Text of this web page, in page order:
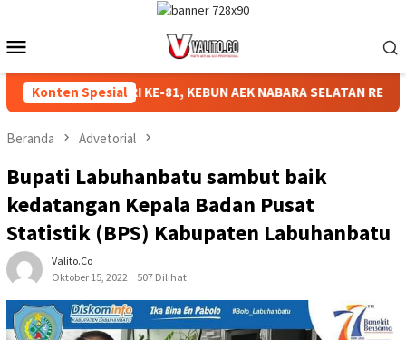
konten
Mobile
Konten Spesial
HUT RI KE-81, KEBUN AEK NABARA SELATAN RESMI
Beranda Advetorial
Bupati Labuhanbatu sambut baik
kedatangan Kepala Badan Pusat
Statistik (BPS) Kabupaten Labuhanbatu
Valito.co
Oktober 15, 2022
507 Dilihat